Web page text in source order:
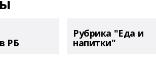
РБ
Рубрика "Еда и
напитки"